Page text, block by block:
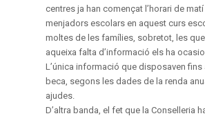
centres ja han començat l’horari de
menjadors escolars en aquest curs
moltes de les famílies, sobretot, les
aqueixa falta d’informació els ha
L’única informació que disposaven fins
beca, segons les dades de la renda
ajudes.
D’altra banda, el fet que la Conselleria